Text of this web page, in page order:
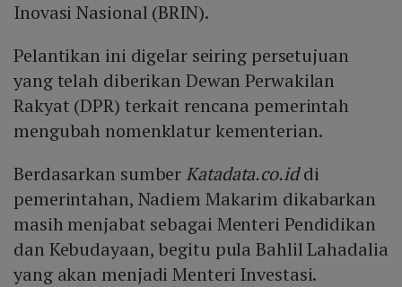
Inovasi Nasional (BRIN).
Pelantikan ini digelar seiring persetujuan
yang telah diberikan Dewan Perwakilan
Rakyat (DPR) terkait rencana pemerintah
mengubah nomenklatur kementerian.
Berdasarkan sumber Katadata.co.iddi
pemerintahan, Nadiem Makarim dikabarkan
masih menjabat sebagai Menteri Pendidikan
dan Kebudayaan, begitu pula Bahlil Lahadalia
yang akan menjadi Menteri Investasi.